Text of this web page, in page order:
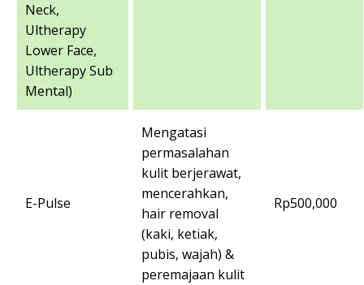
Neck,
Ultherapy
Lower Face,
Ultherapy Sub
Mental)
E-Pulse
Mengatasi
permasalahan
kulit berjerawat,
mencerahkan,
hair removal
(kaki, ketiak,
pubis, wajah) &
peremajaan kulit
Rp500,000